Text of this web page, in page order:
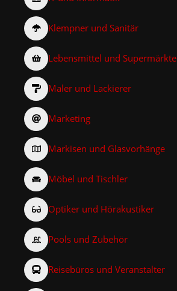
Klempner und Sanitär
Lebensmittel und Supermärkte
Maler und Lackierer
Marketing
Markisen und Glasvorhänge
Möbel und Tischler
Optiker und Hörakustiker
Pools und Zubehör
Reisebüros und Veranstalter